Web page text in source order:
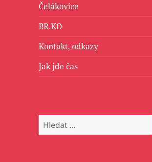
Čelákovice
BR.KO
Kontakt, odkazy
Jak jde čas
Vyhledávání